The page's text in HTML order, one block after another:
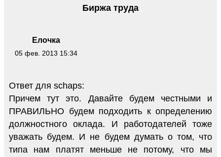
Елочка
05 фев. 2013 15:34
Биржа труда
Ответ для schaps:
Причем тут это. Давайте будем честными и
ПРАВИЛЬНО будем подходить к определению
должностного оклада. И работодателей тоже
уважать будем. И не будем думать о том, что
типа нам платят меньше не потому, что мы